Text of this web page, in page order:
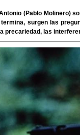
(Pablo Molinero)
surgen las
las